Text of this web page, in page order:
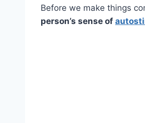
Before we make things
person’s sense of